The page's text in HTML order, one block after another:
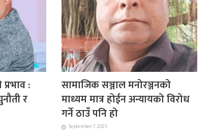
:
र
सामाजिक सञ्जाल मनोरञ्जनको
माध्यम मात्र होईन अन्यायको विरोध
गर्ने ठाउँ पनि हो
September 7, 2025